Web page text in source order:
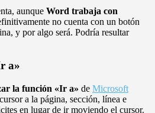
aunque Word trabaja con
no cuenta con un botón
y por algo será. Podría resultar
a»
la función «Ir a» de Microsoft
a la página, sección, línea e
en lugar de ir moviendo el cursor.